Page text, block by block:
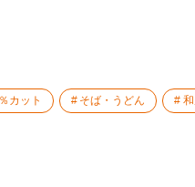
カット そば・うどん